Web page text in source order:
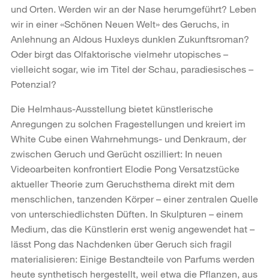
und Orten. Werden wir an der Nase herumgeführt? Leben
wir in einer «Schönen Neuen Welt» des Geruchs, in
Anlehnung an Aldous Huxleys dunklen Zukunftsroman?
Oder birgt das Olfaktorische vielmehr utopisches –
vielleicht sogar, wie im Titel der Schau, paradiesisches –
Potenzial?
Die Helmhaus-Ausstellung bietet künstlerische
Anregungen zu solchen Fragestellungen und kreiert im
White Cube einen Wahrnehmungs- und Denkraum, der
zwischen Geruch und Gerücht oszilliert: In neuen
Videoarbeiten konfrontiert Elodie Pong Versatzstücke
aktueller Theorie zum Geruchsthema direkt mit dem
menschlichen, tanzenden Körper – einer zentralen Quelle
von unterschiedlichsten Düften. In Skulpturen – einem
Medium, das die Künstlerin erst wenig angewendet hat –
lässt Pong das Nachdenken über Geruch sich fragil
materialisieren: Einige Bestandteile von Parfums werden
heute synthetisch hergestellt, weil etwa die Pflanzen, aus